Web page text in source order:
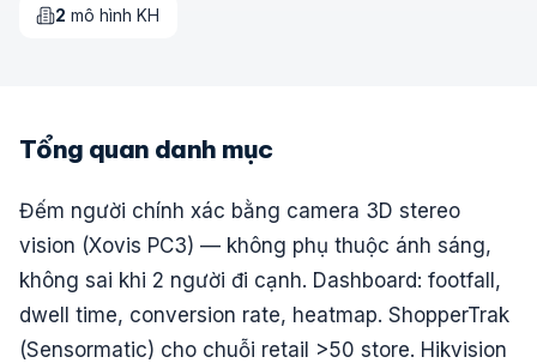
2 mô hình KH
Tổng quan danh mục
Đếm người chính xác bằng camera 3D stereo
vision (Xovis PC3) — không phụ thuộc ánh sáng,
không sai khi 2 người đi cạnh. Dashboard: footfall,
dwell time, conversion rate, heatmap. ShopperTrak
(Sensormatic) cho chuỗi retail >50 store. Hikvision